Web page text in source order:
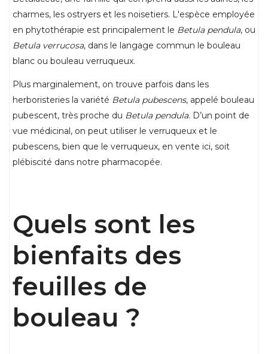
charmes, les ostryers et les noisetiers. L'espèce employée
en phytothérapie est principalement le Betula pendula, ou
Betula verrucosa, dans le langage commun le bouleau
blanc ou bouleau verruqueux.
Plus marginalement, on trouve parfois dans les
herboristeries la variété Betula pubescens, appelé bouleau
pubescent, très proche du Betula pendula. D’un point de
vue médicinal, on peut utiliser le verruqueux et le
pubescens, bien que le verruqueux, en vente ici, soit
plébiscité dans notre pharmacopée.
Quels sont les
bienfaits des
feuilles de
bouleau ?